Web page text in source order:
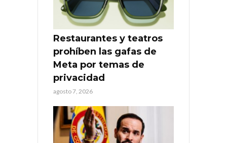
Restaurantes y teatros
prohíben las gafas de
Meta por temas de
privacidad
agosto 7, 2026